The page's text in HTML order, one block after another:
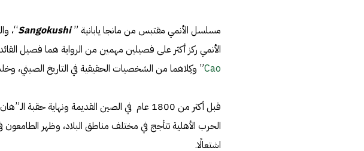
مسلسل الأنمي مقتبس من مانجا يابانية ”Sangokushi“،
الأنمي ركز أكثر على فصيلين مهمين من الرواية هما فصيل
Cao” وكِلاهما من الشخصيات الحقيقية في التاريخ الصيني،
قبل أكثر من 1800 عام في الصين القديمة ونهاية
الحرب الأهلية تتأجج في مختلف مناطق البلاد، وظهر الطامعون
اشتعالًا.